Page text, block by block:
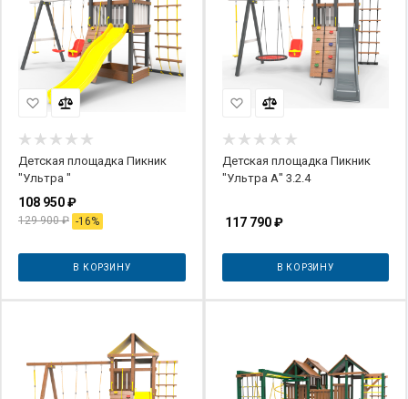
Детская площадка Пикник
"Ультра "
108 950₽
129 900₽ -16%
В КОРЗИНУ
Детская площадка Пикник
"Ультра А" 3.2.4
117 790₽
В КОРЗИНУ